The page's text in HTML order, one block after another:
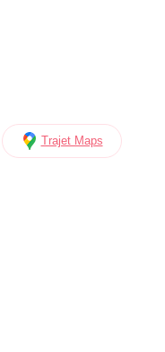
Trajet Maps